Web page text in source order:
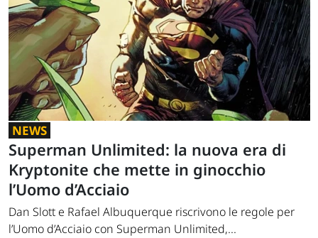
NEWS
Superman Unlimited: la nuova era di
Kryptonite che mette in ginocchio
l’Uomo d’Acciaio
Dan Slott e Rafael Albuquerque riscrivono le regole per
l’Uomo d’Acciaio con Superman Unlimited,...